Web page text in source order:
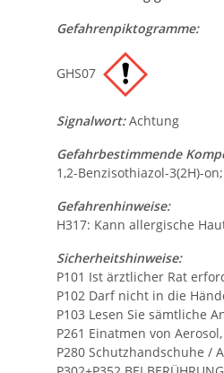
Gefahrenpiktogramme:
GHS07
Signalwort:Achtung
Gefahrbestimmende
1,2-Benzisothiazol-3(2H)-
Gefahrenhinweise:
H317: Kann allergische
Sicherheitshinweise:
P101 Ist ärztlicher Rat
P102 Darf nicht in die
P103 Lesen Sie sämtliche
P261 Einatmen von
P280 Schutzhandschuhe /